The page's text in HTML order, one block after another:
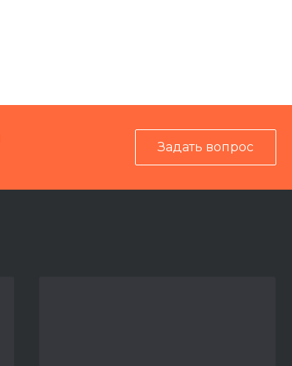
99969
Задать вопрос